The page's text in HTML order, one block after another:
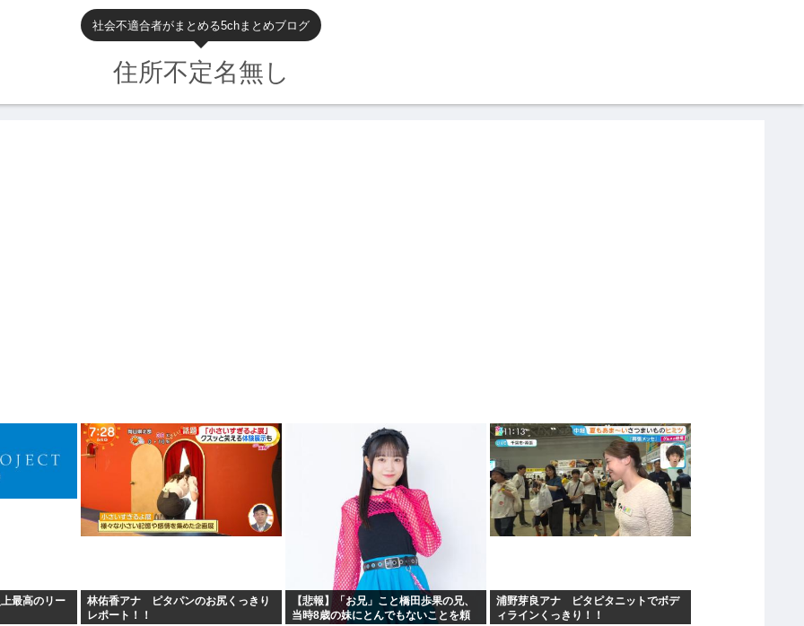
社会不適合者がまとめる5chまとめブログ
住所不定名無し
最高のリー
林佑香アナ ピタパンのお尻くっきり
レポート！！
【悲報】「お兄」こと橋田歩果の兄、
当時8歳の妹にとんでもないことを頼
浦野芽良アナ ピタピタニットでボデ
ィラインくっきり！！